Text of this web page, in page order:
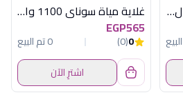
فرن سوناى بلت إن ديجيتال 60*60 سم - بخاصية القلاية الهوائية (خامات إيطالية)
غلاية مياة سوناي 1100 وات -1.2 لتر-احمر Mar -2200
EGP565
0
(0)
0 تم البيع
اشترِ الآن